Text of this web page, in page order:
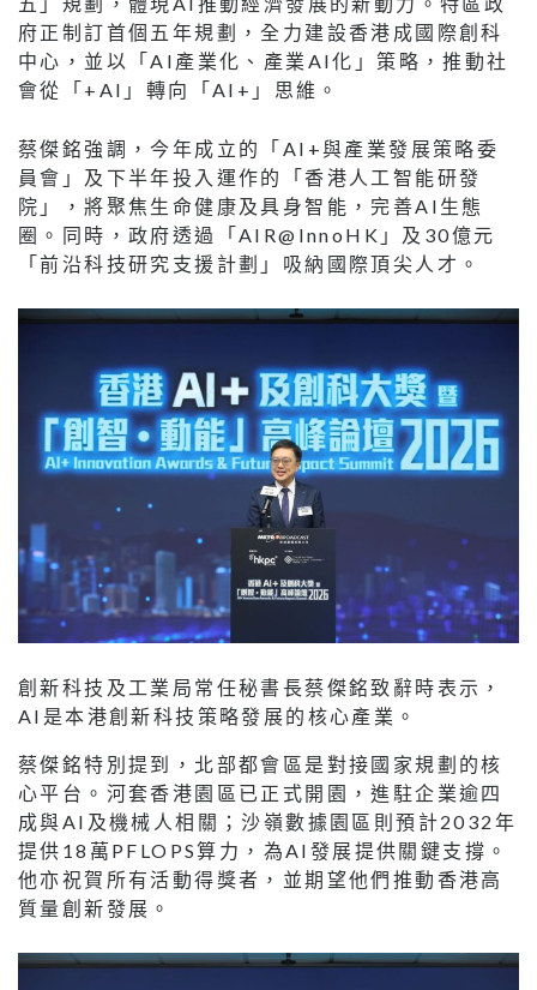
府正制訂首個五年規劃，全力建設香港成國際創科
中心，並以「AI產業化、產業AI化」策略，推動社
會從「+AI」轉向「AI+」思維。
蔡傑銘強調，今年成立的「AI+與產業發展策略委
員會」及下半年投入運作的「香港人工智能研發
院」，將聚焦生命健康及具身智能，完善AI生態
圈。同時，政府透過「AIR@InnoHK」及30億元
「前沿科技研究支援計劃」吸納國際頂尖人才。
創新科技及工業局常任秘書長蔡傑銘致辭時表示，
AI是本港創新科技策略發展的核心產業。
蔡傑銘特別提到，北部都會區是對接國家規劃的核
心平台。河套香港園區已正式開園，進駐企業逾四
成與AI及機械人相關；沙嶺數據園區則預計2032年
提供18萬PFLOPS算力，為AI發展提供關鍵支撐。
他亦祝賀所有活動得獎者，並期望他們推動香港高
質量創新發展。